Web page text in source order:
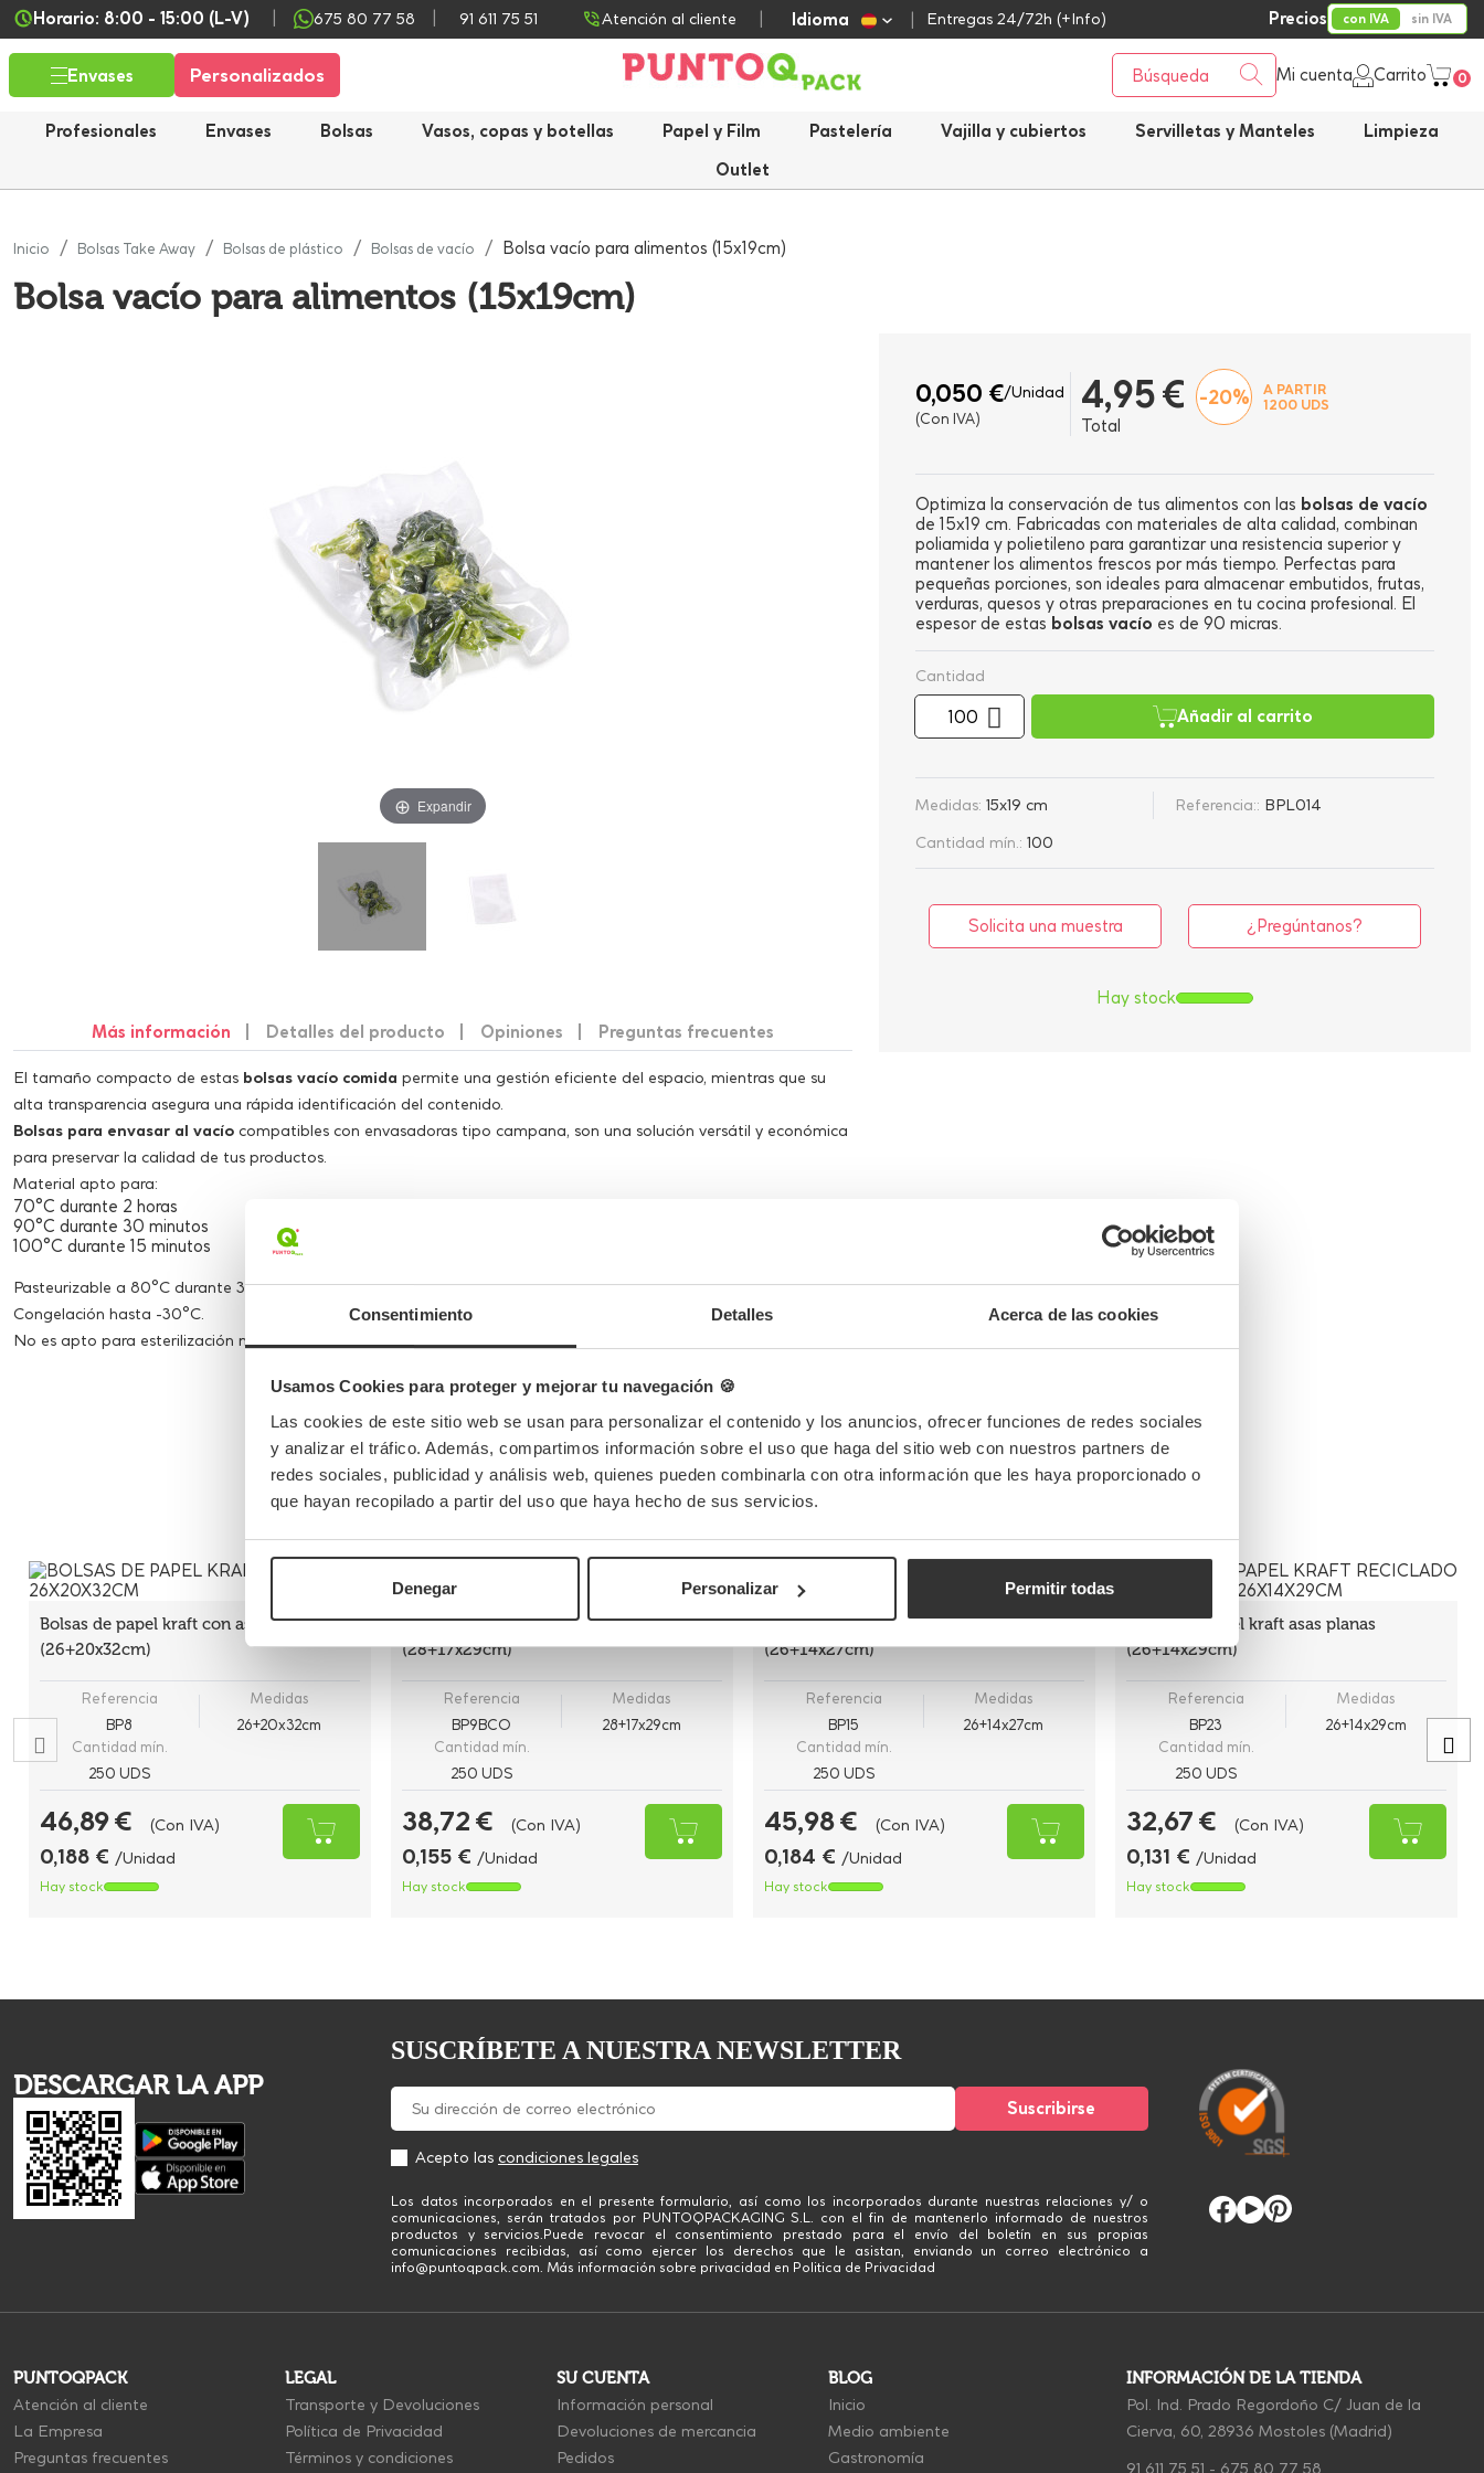
Consentimiento Detalles Acerca de las cookies
Usamos Cookies para proteger y mejorar tu navegación 🍪
Las cookies de este sitio web se usan para personalizar el contenido y los anuncios, ofrecer funciones de redes sociales
y analizar el tráfico. Además, compartimos información sobre el uso que haga del sitio web con nuestros partners de
redes sociales, publicidad y análisis web, quienes pueden combinarla con otra información que les haya proporcionado o
que hayan recopilado a partir del uso que haya hecho de sus servicios.
Denegar Personalizar Permitir todas
Horario: 8:00 - 15:00 (L-V) 675 80 77 58 91 611 75 51 Atención al cliente Idioma Precios con IVA sin IVA
Entregas 24/72h (+Info)
Envases Personalizados Mi cuenta Carrito 0
Profesionales Envases Bolsas Vasos, copas y botellas Papel y Film Pastelería Vajilla y cubiertos Servilletas y Manteles
Limpieza
Outlet
Inicio Bolsas Take Away Bolsas de plástico Bolsas de vacío Bolsa vacío para alimentos (15x19cm)
Bolsa vacío para alimentos (15x19cm)
Expandir
Más información Detalles del producto Opiniones Preguntas frecuentes
El tamaño compacto de estas bolsas vacío comida permite una gestión eficiente del espacio, mientras que su
alta transparencia asegura una rápida identificación del contenido.
Bolsas para envasar al vacío compatibles con envasadoras tipo campana, son una solución versátil y económica
para preservar la calidad de tus productos.
Material apto para:
70°C durante 2 horas
90°C durante 30 minutos
100°C durante 15 minutos
Pasteurizable a 80°C durante 30 minutos.
Congelación hasta -30°C.
No es apto para esterilización ni cocción.
0,050 €/Unidad
(Con IVA)
4,95 €
Total
-20%
A PARTIR
1200 UDS
Optimiza la conservación de tus alimentos con las bolsas de vacío
de 15x19 cm. Fabricadas con materiales de alta calidad, combinan
poliamida y polietileno para garantizar una resistencia superior y
mantener los alimentos frescos por más tiempo. Perfectas para
pequeñas porciones, son ideales para almacenar embutidos, frutas,
verduras, quesos y otras preparaciones en tu cocina profesional. El
espesor de estas bolsas vacío es de 90 micras.
Cantidad
Añadir al carrito
Medidas: 15x19 cm Referencia:: BPL014
Cantidad mín.: 100
Solicita una muestra ¿Pregúntanos?
Hay stock
Completa tu pedido
Bolsas de papel kraft con asas planas
(26+20x32cm)
Referencia
BP8
Medidas
26+20x32cm
Cantidad mín.
250 UDS
46,89 € (Con IVA)
0,188 € /Unidad
Hay stock
Bolsas de papel blancas asa plana
(28+17x29cm)
Referencia
BP9BCO
Medidas
28+17x29cm
Cantidad mín.
250 UDS
38,72 € (Con IVA)
0,155 € /Unidad
Hay stock
Bolsa Papel Asa Rizada Kraft
(26+14x27cm)
Referencia
BP15
Medidas
26+14x27cm
Cantidad mín.
250 UDS
45,98 € (Con IVA)
0,184 € /Unidad
Hay stock
Bolsas de papel kraft asas planas
(26+14x29cm)
Referencia
BP23
Medidas
26+14x29cm
Cantidad mín.
250 UDS
32,67 € (Con IVA)
0,131 € /Unidad
Hay stock
DESCARGAR LA APP
SUSCRÍBETE A NUESTRA NEWSLETTER
Acepto las condiciones legales
Los datos incorporados en el presente formulario, así como los incorporados durante nuestras relaciones y/ o
comunicaciones, serán tratados por PUNTOQPACKAGING S.L. con el fin de mantenerlo informado de nuestros
productos y servicios.Puede revocar el consentimiento prestado para el envío del boletín en sus propias
comunicaciones recibidas, así como ejercer los derechos que le asistan, enviando un correo electrónico a
info@puntoqpack.com. Más información sobre privacidad en Politica de Privacidad
PUNTOQPACK
Atención al cliente
La Empresa
Preguntas frecuentes
LEGAL
Transporte y Devoluciones
Política de Privacidad
Términos y condiciones
SU CUENTA
Información personal
Devoluciones de mercancia
Pedidos
BLOG
Inicio
Medio ambiente
Gastronomía
INFORMACIÓN DE LA TIENDA
Pol. Ind. Prado Regordoño C/ Juan de la
Cierva, 60, 28936 Mostoles (Madrid)
91 611 75 51 - 675 80 77 58